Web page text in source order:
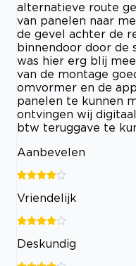
alternatieve route
van panelen naar
de gevel achter de
binnendoor door de
was hier erg blij
van de montage
omvormer en de
panelen te kunnen
ontvingen wij
btw teruggave te
Aanbevelen
Vriendelijk
Deskundig